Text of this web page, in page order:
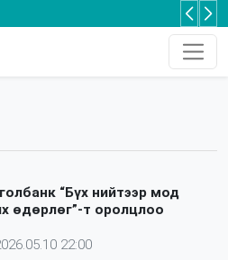
“Бүх нийтээр мод
өдөрлөг”-т оролцлоо
22:00